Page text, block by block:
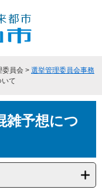
委員会 > 選挙管理委員会事務
て
雑予想につ